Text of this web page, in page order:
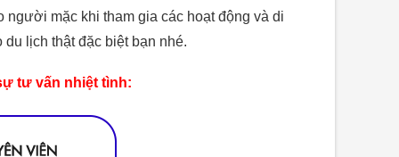
mặc khi tham gia các hoạt động và di
lịch thật đặc biệt bạn nhé.
tư vấn nhiệt tình: